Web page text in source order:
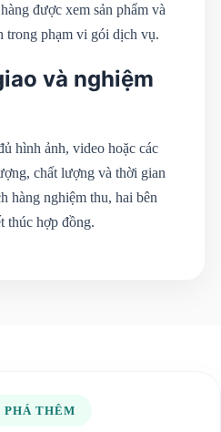
được xem sản phẩm và
trong phạm vi gói dịch vụ.
và nghiệm
hình ảnh, video hoặc các
chất lượng và thời gian
hàng nghiệm thu, hai bên
thúc hợp đồng.
PHÁ THÊM